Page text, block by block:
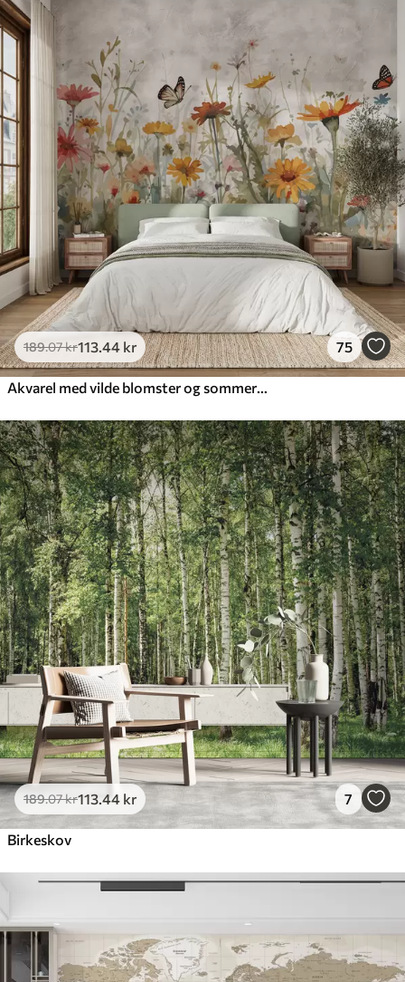
189.07kr113 .44 kr 75
189.07kr113 .44 kr 7
Birkeskov